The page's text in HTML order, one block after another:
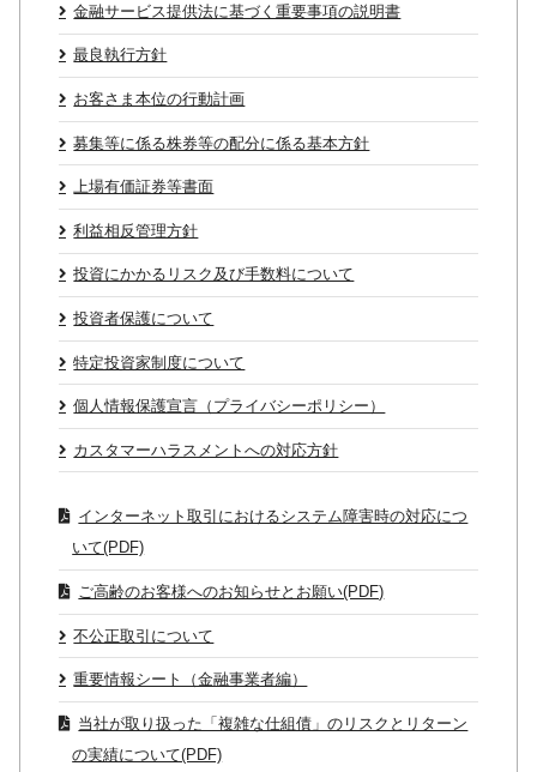
金融サービス提供法に基づく重要事項の説明書
最良執行方針
お客さま本位の行動計画
募集等に係る株券等の配分に係る基本方針
上場有価証券等書面
利益相反管理方針
投資にかかるリスク及び手数料について
投資者保護について
特定投資家制度について
個人情報保護宣言（プライバシーポリシー）
カスタマーハラスメントへの対応方針
インターネット取引におけるシステム障害時の対応につ
いて(PDF)
ご高齢のお客様へのお知らせとお願い(PDF)
不公正取引について
重要情報シート（金融事業者編）
当社が取り扱った「複雑な仕組債」のリスクとリターン
の実績について(PDF)